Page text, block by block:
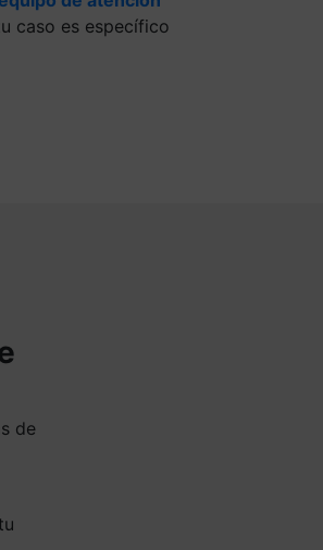
caso es específico
de